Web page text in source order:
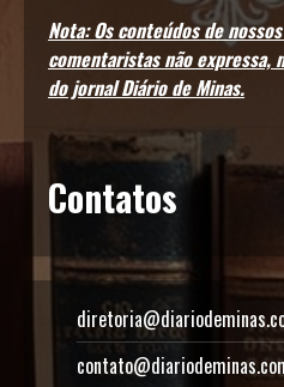
Nota: Os conteúdos de
comentaristas não expressa,
do jornal Diário de Minas.
Contatos